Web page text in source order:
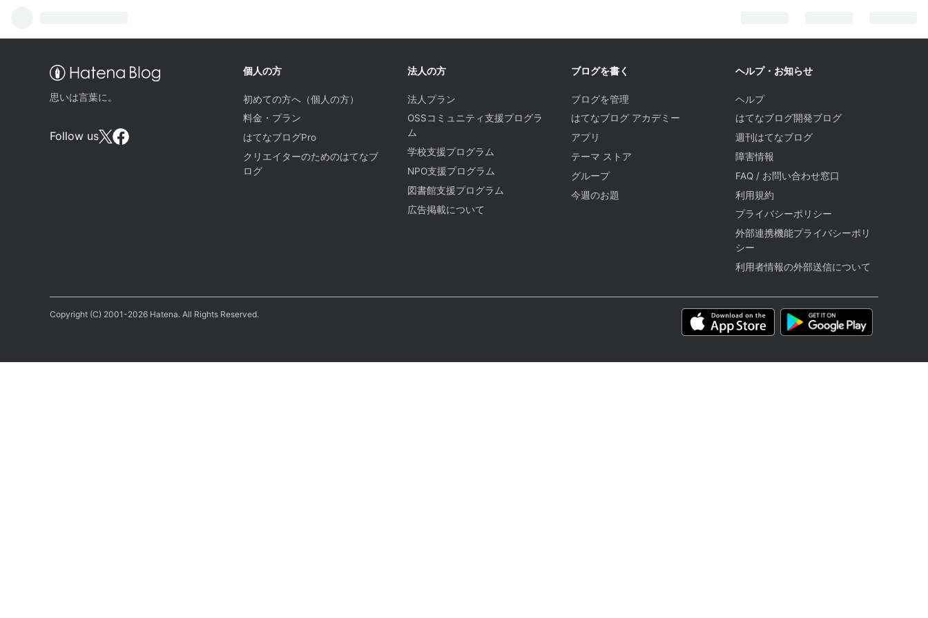
思いは言葉に。
Follow us
個人の方
初めての方へ（個人の方）
料金・プラン
はてなブログPro
クリエイターのためのはてなブ
ログ
法人の方
法人プラン
OSSコミュニティ支援プログラ
ム
学校支援プログラム
NPO支援プログラム
図書館支援プログラム
広告掲載について
ブログを書く
ブログを管理
はてなブログ アカデミー
アプリ
テーマ ストア
グループ
今週のお題
ヘルプ・お知らせ
ヘルプ
はてなブログ開発ブログ
週刊はてなブログ
障害情報
FAQ / お問い合わせ窓口
利用規約
プライバシーポリシー
外部連携機能プライバシーポリ
シー
利用者情報の外部送信について
Copyright (C) 2001-2026 Hatena. All Rights Reserved.